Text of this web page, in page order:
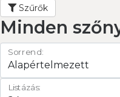
Szűrők
Minden
Sorrend:
Listázás: